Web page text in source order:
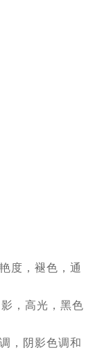
度，褪色，通
，高光，黑色
，阴影色调和